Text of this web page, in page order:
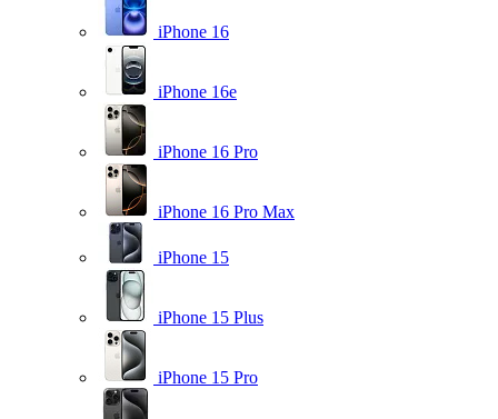
iPhone 16
iPhone 16e
iPhone 16 Pro
iPhone 16 Pro Max
iPhone 15
iPhone 15 Plus
iPhone 15 Pro